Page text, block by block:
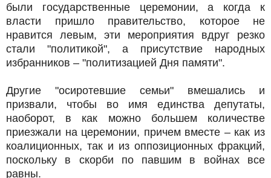
были государственные церемонии, а когда к
власти пришло правительство, которое не
нравится левым, эти мероприятия вдруг резко
стали "политикой", а присутствие народных
избранников – "политизацией Дня памяти".
Другие "осиротевшие семьи" вмешались и
призвали, чтобы во имя единства депутаты,
наоборот, в как можно большем количестве
приезжали на церемонии, причем вместе – как из
коалиционных, так и из оппозиционных фракций,
поскольку в скорби по павшим в войнах все
равны.